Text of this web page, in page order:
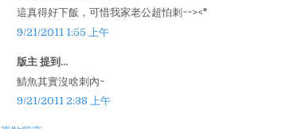
這真得好下飯，可惜我家老公超怕刺~~><"
9/21/2011 1:55 上午
版主 提到...
鯖魚其實沒啥刺內~
9/21/2011 2:38 上午